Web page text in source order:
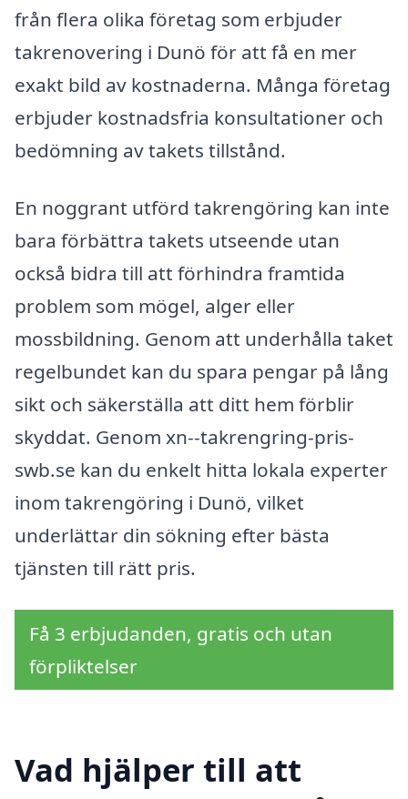
från flera olika företag som erbjuder
takrenovering i Dunö för att få en mer
exakt bild av kostnaderna. Många företag
erbjuder kostnadsfria konsultationer och
bedömning av takets tillstånd.
En noggrant utförd takrengöring kan inte
bara förbättra takets utseende utan
också bidra till att förhindra framtida
problem som mögel, alger eller
mossbildning. Genom att underhålla taket
regelbundet kan du spara pengar på lång
sikt och säkerställa att ditt hem förblir
skyddat. Genom xn--takrengring-pris-
swb.se kan du enkelt hitta lokala experter
inom takrengöring i Dunö, vilket
underlättar din sökning efter bästa
tjänsten till rätt pris.
Få 3 erbjudanden, gratis och utan
förpliktelser
Vad hjälper till att